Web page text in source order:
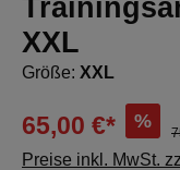
XXL
Größe: XXL
65,00 €* %
Preise inkl. MwSt.